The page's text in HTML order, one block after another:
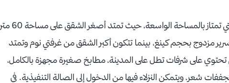
توفر مارينا عرعر العديد من الشقق المخدومة التي تمتاز بالمساحة الواسعة، حيث تمتد أصغر الشقق على مساحة 60 متر
مزدوج بحجم كينغ، بينما تتكون أكبر الشقق من غرفتي نوم وتمتد
الشقق تحتوي على شرفات تطل على المدينة، مطابخ صغيرة مجهزة بالكامل،
شعر، ويتمكن النزلاء فيها من الدخول إلى الصالة التنفيذية. في